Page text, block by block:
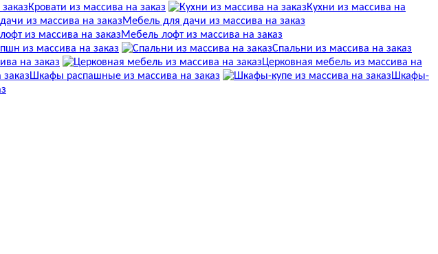
Кровати из массива на заказ
Кухни из массива на
Мебель для дачи из массива на заказ
Мебель лофт из массива на заказ
из массива на заказ
Спальни из массива на заказ
на заказ
Церковная мебель из массива на
Шкафы распашные из массива на заказ
Шкафы-